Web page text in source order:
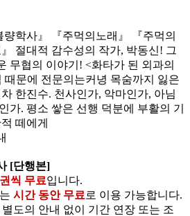
량학사』 『주먹의노래』 『주먹의
절대적 감수성의 작가, 박동신! 그
무협의 이야기! <화타가 된 외과의
때문에 전문의는커녕 목숨까지 잃은
한진수. 천사인가, 악마인가, 아님
가. 평소 쌓은 선행 덕분에 부활의 기
떼에게
[단행본]
씩 무료입니다.
시간 동안 무료 로 이용 가능합니다.
도의 안내 없이 기간 연장 또는 조